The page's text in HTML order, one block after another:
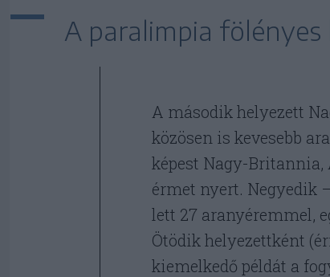
A paralimpia
A második helyezett
közösen is kevesebb
képest Nagy-Britannia,
érmet nyert. Negyedik
lett 27 aranyéremmel,
Ötödik helyezettként
kiemelkedő példát a